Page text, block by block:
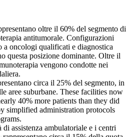
oltre il 60% del segmento di
antitumorale. Configurazioni
a oncologi qualificati e diagnostica
questa posizione dominante. Oltre il
vengono condotte nei
circa il 25% del segmento, in
aree suburbane. These facilities now
40% more patients than they did
simplified administration protocols
assistenza ambulatoriale e i centri